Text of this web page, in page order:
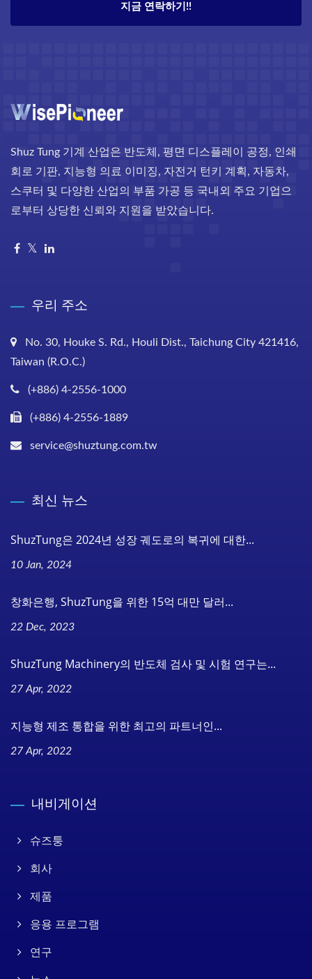
지금 연락하기!!
Shuz Tung 기계 산업은 반도체, 평면 디스플레이 공정, 인쇄
회로 기판, 지능형 의료 이미징, 자전거 턴키 계획, 자동차,
스쿠터 및 다양한 산업의 부품 가공 등 국내외 주요 기업으
로부터 상당한 신뢰와 지원을 받았습니다.
우리 주소
No. 30, Houke S. Rd., Houli Dist., Taichung City 421416,
Taiwan (R.O.C.)
(+886) 4-2556-1000
(+886) 4-2556-1889
service@shuztung.com.tw
최신 뉴스
ShuzTung은 2024년 성장 궤도로의 복귀에 대한...
10 Jan, 2024
창화은행, ShuzTung을 위한 15억 대만 달러...
22 Dec, 2023
ShuzTung Machinery의 반도체 검사 및 시험 연구는...
27 Apr, 2022
지능형 제조 통합을 위한 최고의 파트너인...
27 Apr, 2022
내비게이션
슈즈퉁
회사
제품
응용 프로그램
연구